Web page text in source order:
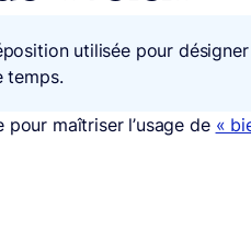
utilisée pour
temps.
maîtriser l’usage de «